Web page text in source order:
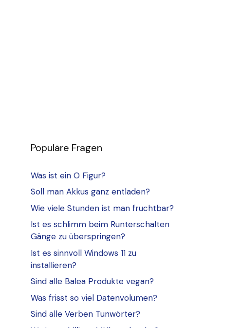
Populäre Fragen
Was ist ein O Figur?
Soll man Akkus ganz entladen?
Wie viele Stunden ist man fruchtbar?
Ist es schlimm beim Runterschalten
Gänge zu überspringen?
Ist es sinnvoll Windows 11 zu
installieren?
Sind alle Balea Produkte vegan?
Was frisst so viel Datenvolumen?
Sind alle Verben Tunwörter?